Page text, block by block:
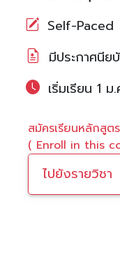
Self-Paced
มีประกาศนี
เริ่มเรียน 1
สมัครเรียนหลักสูตร
( Enroll in this
ไปยังรายวิชา